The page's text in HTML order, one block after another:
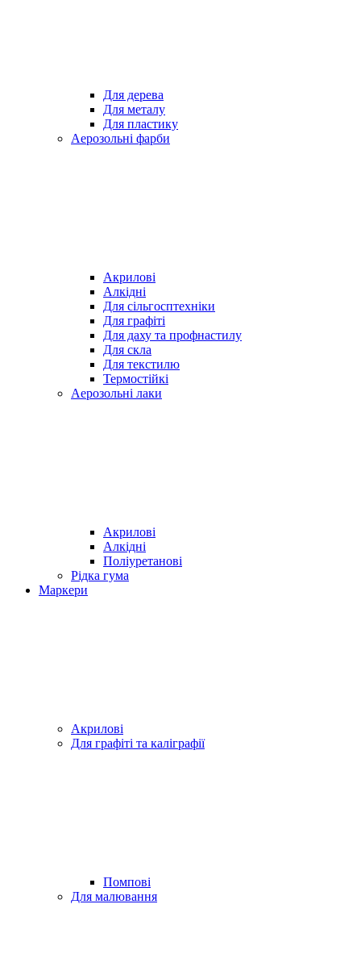
Для дерева
Для металу
Для пластику
Аерозольні фарби
Акрилові
Алкідні
Для cільгосптехніки
Для графіті
Для даху та профнастилу
Для скла
Для текстилю
Термостійкі
Аерозольні лаки
Акрилові
Алкідні
Поліуретанові
Рідка гума
Маркери
Акрилові
Для графіті та каліграфії
Помпові
Для малювання